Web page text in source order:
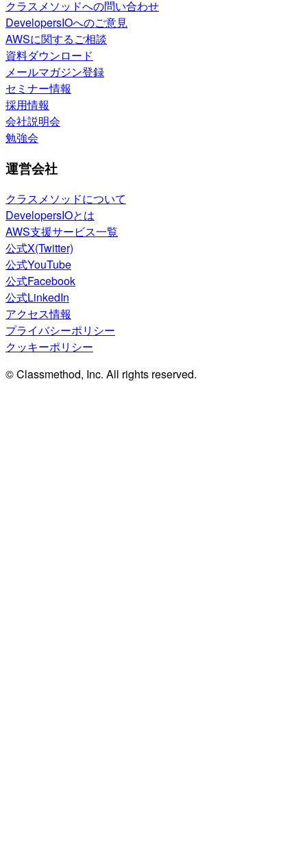
クラスメソッドへの問い合わせ
DevelopersIOへのご意見
AWSに関するご相談
資料ダウンロード
メールマガジン登録
セミナー情報
採用情報
会社説明会
勉強会
運営会社
クラスメソッドについて
DevelopersIOとは
AWS支援サービス一覧
公式X(Twitter)
公式YouTube
公式Facebook
公式LinkedIn
アクセス情報
プライバシーポリシー
クッキーポリシー
© Classmethod, Inc. All rights reserved.